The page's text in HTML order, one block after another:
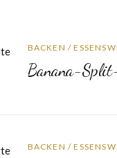
BACKEN /
Banana-
BACKEN /